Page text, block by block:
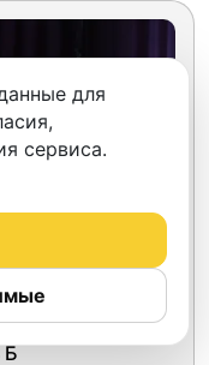
Б
для
сервиса.